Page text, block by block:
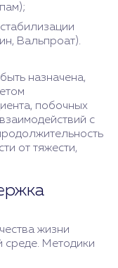
Вальпроат).
назначена,
побочных
с
от тяжести,
жизни
среде. Методики